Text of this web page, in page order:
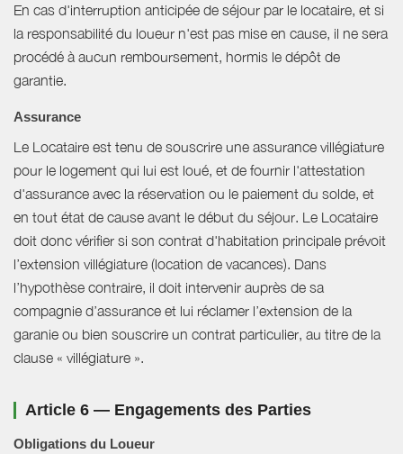
En cas d'interruption anticipée de séjour par le locataire, et si
la responsabilité du loueur n'est pas mise en cause, il ne sera
procédé à aucun remboursement, hormis le dépôt de
garantie.
Assurance
Le Locataire est tenu de souscrire une assurance villégiature
pour le logement qui lui est loué, et de fournir l'attestation
d'assurance avec la réservation ou le paiement du solde, et
en tout état de cause avant le début du séjour. Le Locataire
doit donc vérifier si son contrat d'habitation principale prévoit
l’extension villégiature (location de vacances). Dans
l’hypothèse contraire, il doit intervenir auprès de sa
compagnie d’assurance et lui réclamer l’extension de la
garanie ou bien souscrire un contrat particulier, au titre de la
clause « villégiature ».
Article 6 — Engagements des Parties
Obligations du Loueur